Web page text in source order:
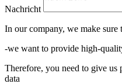
Nachricht
In our company, we make sure
-we want to provide high-
Therefore, you need to give us
data